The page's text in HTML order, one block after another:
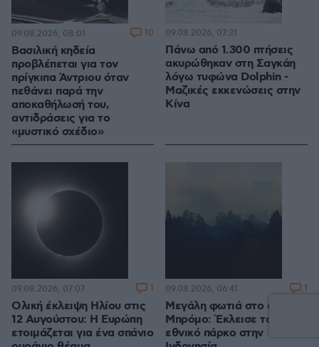
Βασιλική κηδεία
προβλέπεται για τον
πρίγκιπα Άντριου όταν
πεθάνει παρά την
αποκαθήλωσή του,
αντιδράσεις για το
«μυστικό σχέδιο»
09.08.2026, 08:01 10
Πάνω από 1.300 πτήσεις
ακυρώθηκαν στη Σαγκάη
λόγω τυφώνα Dolphin -
Μαζικές εκκενώσεις στην
Κίνα
09.08.2026, 07:31
Ολική έκλειψη Ηλίου στις
12 Αυγούστου: Η Ευρώπη
ετοιμάζεται για ένα σπάνιο
09.08.2026, 07:07 1
Μεγάλη φωτιά στο όρος
Μπρόμο: Έκλεισε το
εθνικό πάρκο στην
09.08.2026, 06:41 1